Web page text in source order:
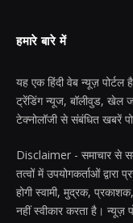
हमारे बारे में
यह एक हिंदी वेब न्यूज़ पोर्टल
ट्रेंडिंग न्यूज, बॉलीवुड, खेल
टेक्नोलॉजी से संबंधित खबरें
Disclaimer - समाचार से
तत्वों में उपयोगकर्ताओं द्वारा
होगी स्वामी, मुद्रक,
नहीं स्वीकार करता है। न्यूज़